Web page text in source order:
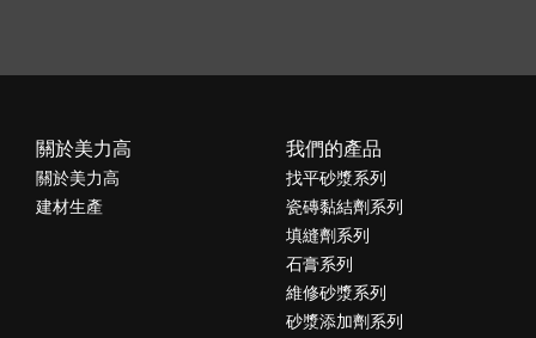
關於美力高
關於美力高
建材生產
我們的產品
找平砂漿系列
瓷磚黏結劑系列
填縫劑系列
石膏系列
維修砂漿系列
砂漿添加劑系列